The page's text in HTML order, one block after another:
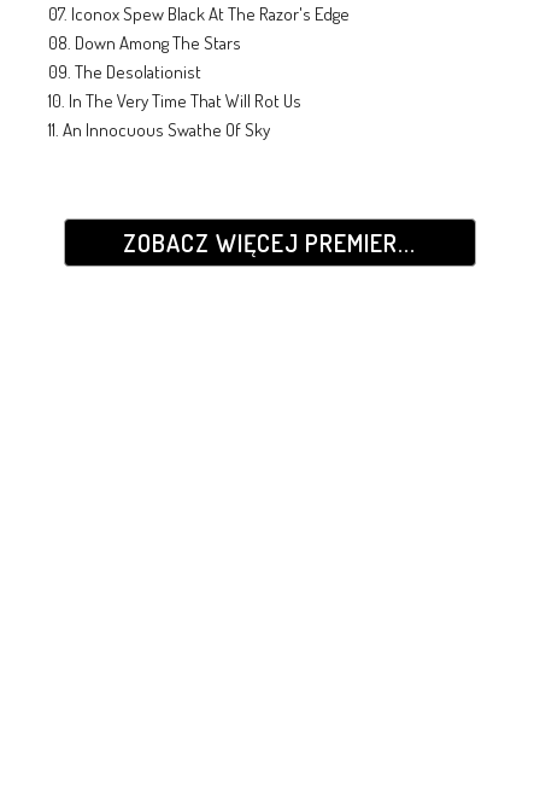
07. Iconox Spew Black At The Razor's Edge
08. Down Among The Stars
09. The Desolationist
10. In The Very Time That Will Rot Us
11. An Innocuous Swathe Of Sky
ZOBACZ WIĘCEJ PREMIER...